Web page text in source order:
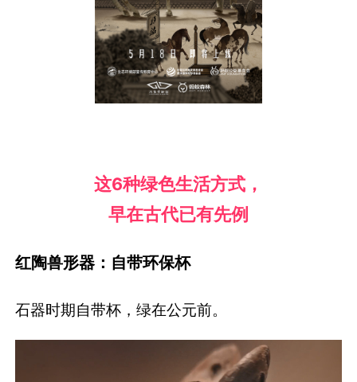
这6种绿色生活方式，
早在古代已有先例
红陶兽形器：自带环保杯
石器时期自带杯，绿在公元前。